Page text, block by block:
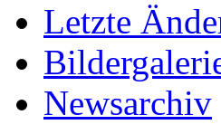
Letzte
Newsarchiv